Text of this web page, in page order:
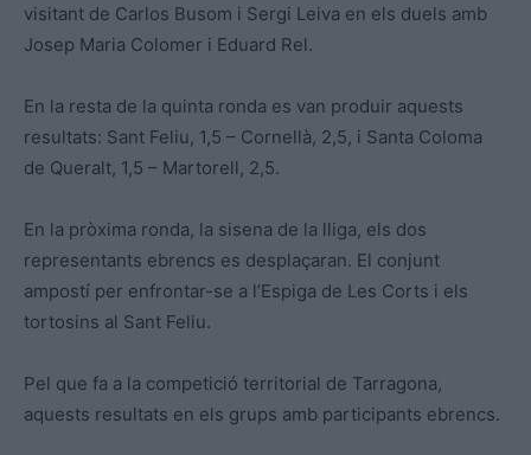
visitant de Carlos Busom i Sergi Leiva en els duels amb
Josep Maria Colomer i Eduard Rel.
En la resta de la quinta ronda es van produir aquests
resultats: Sant Feliu, 1,5 – Cornellà, 2,5, i Santa Coloma
de Queralt, 1,5 – Martorell, 2,5.
En la pròxima ronda, la sisena de la lliga, els dos
representants ebrencs es desplaçaran. El conjunt
ampostí per enfrontar-se a l’Espiga de Les Corts i els
tortosins al Sant Feliu.
Pel que fa a la competició territorial de Tarragona,
aquests resultats en els grups amb participants ebrencs.